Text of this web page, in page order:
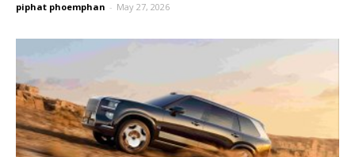
piphat phoemphan - May 27, 2026